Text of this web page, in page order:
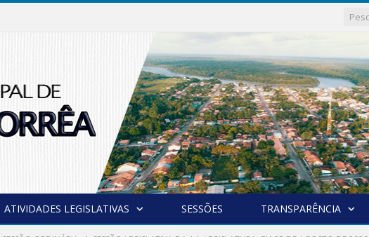
ATIVIDADES LEGISLATIVAS SESSÕES TRANSPARÊNCIA